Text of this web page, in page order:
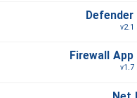
v2.1
Firewall
v1.7